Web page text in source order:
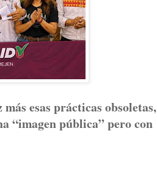
esas prácticas obsoletas,
“imagen pública” pero con